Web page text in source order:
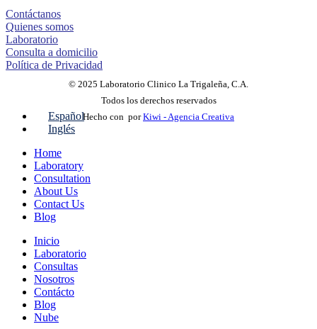
Contáctanos
Quienes somos
Laboratorio
Consulta a domicilio
Política de Privacidad
© 2025 Laboratorio Clinico La Trigaleña, C.A.
Todos los derechos reservados
Hecho con porKiwi - Agencia Creativa
Español
Inglés
Home
Laboratory
Consultation
About Us
Contact Us
Blog
Inicio
Laboratorio
Consultas
Nosotros
Contácto
Blog
Nube